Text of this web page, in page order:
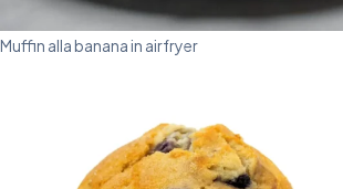
Muffin alla banana in airfryer